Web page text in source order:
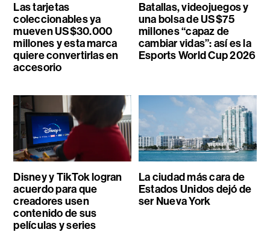
Las tarjetas
coleccionables ya
mueven US$30.000
millones y esta marca
quiere convertirlas en
accesorio
Batallas, videojuegos y
una bolsa de US$75
millones “capaz de
cambiar vidas”: así es la
Esports World Cup 2026
Disney y TikTok logran
acuerdo para que
creadores usen
contenido de sus
películas y series
La ciudad más cara de
Estados Unidos dejó de
ser Nueva York